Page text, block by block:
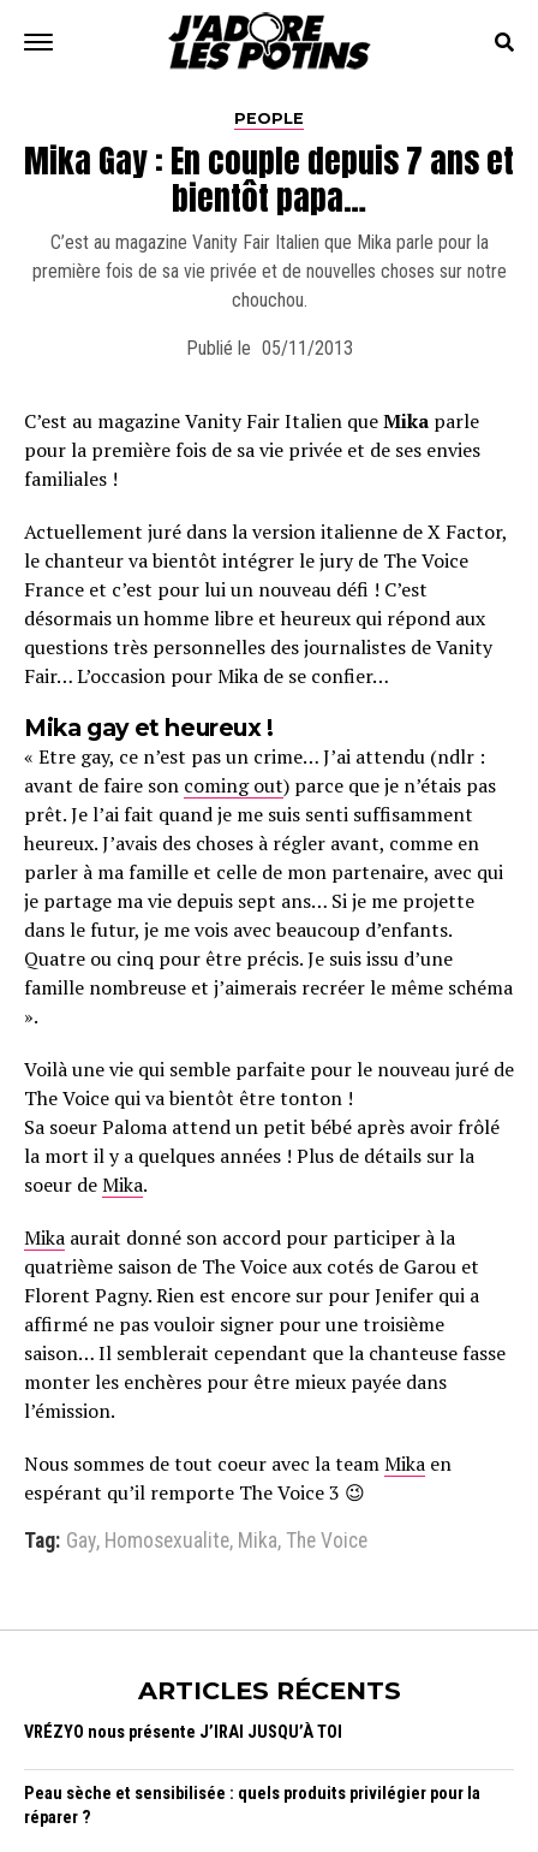
PEOPLE
Mika Gay : En couple depuis 7 ans et
bientôt papa…
C’est au magazine Vanity Fair Italien que Mika parle pour la
première fois de sa vie privée et de nouvelles choses sur notre
chouchou.
Publié le 05/11/2013
C’est au magazine Vanity Fair Italien queMika parle
pour la première fois de sa vie privée et de ses envies
familiales !
Actuellement juré dans la version italienne de X Factor,
le chanteur va bientôt intégrer le jury de The Voice
France et c’est pour lui un nouveau défi ! C’est
désormais un homme libre et heureux qui répond aux
questions très personnelles des journalistes de Vanity
Fair… L’occasion pour Mika de se confier…
Mika gay et heureux !
« Etre gay, ce n’est pas un crime… J’ai attendu (ndlr :
avant de faire son coming out) parce que je n’étais pas
prêt. Je l’ai fait quand je me suis senti suffisamment
heureux. J’avais des choses à régler avant, comme en
parler à ma famille et celle de mon partenaire, avec qui
je partage ma vie depuis sept ans… Si je me projette
dans le futur, je me vois avec beaucoup d’enfants.
Quatre ou cinq pour être précis. Je suis issu d’une
famille nombreuse et j’aimerais recréer le même schéma
».
Voilà une vie qui semble parfaite pour le nouveau juré de
The Voice qui va bientôt être tonton !
Sa soeur Paloma attend un petit bébé après avoir frôlé
la mort il y a quelques années ! Plus de détails sur la
soeur deMika.
Mika aurait donné son accord pour participer à la
quatrième saison de The Voice aux cotés de Garou et
Florent Pagny. Rien est encore sur pour Jenifer qui a
affirmé ne pas vouloir signer pour une troisième
saison… Il semblerait cependant que la chanteuse fasse
monter les enchères pour être mieux payée dans
l’émission.
Nous sommes de tout coeur avec la teamMika en
espérant qu’il remporte The Voice 3 😉
Tag: Gay, Homosexualite, Mika, The Voice
ARTICLES RÉCENTS
VRÉZYO nous présente J’IRAI JUSQU’À TOI
Peau sèche et sensibilisée : quels produits privilégier pour la
réparer ?